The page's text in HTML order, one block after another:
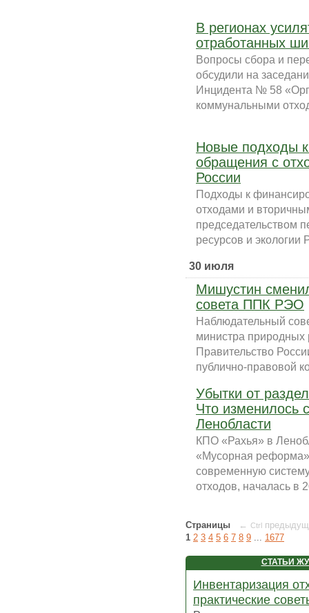
В регионах
отработанных
Вопросы сбора и
обсудили на
Инцидента № 58
коммунальными
Новые подходы
обращения с
России
Подходы к
отходами и
председательством
ресурсов и
30 июля
Мишустин
совета ППК РЭО
Наблюдательный
министра природных
Правительство
публично-правовой
Убытки от
Что изменилось
Ленобласти
КПО «Рахья» в
«Мусорная реформа»
современную
отходов, началась в
Страницы ← Ctrl
1 2 3 4 5 6 7 8 9 ... 1677
СТАТЬИ
Инвентаризация
практические